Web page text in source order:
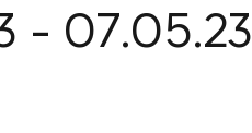
- 07.05.23